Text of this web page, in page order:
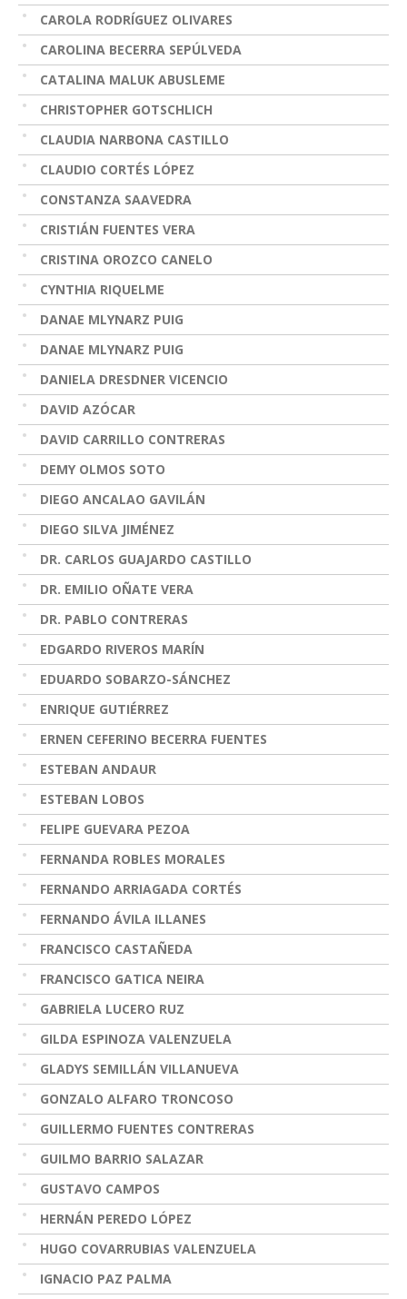
CAROLA RODRÍGUEZ OLIVARES
CAROLINA BECERRA SEPÚLVEDA
CATALINA MALUK ABUSLEME
CHRISTOPHER GOTSCHLICH
CLAUDIA NARBONA CASTILLO
CLAUDIO CORTÉS LÓPEZ
CONSTANZA SAAVEDRA
CRISTIÁN FUENTES VERA
CRISTINA OROZCO CANELO
CYNTHIA RIQUELME
DANAE MLYNARZ PUIG
DANAE MLYNARZ PUIG
DANIELA DRESDNER VICENCIO
DAVID AZÓCAR
DAVID CARRILLO CONTRERAS
DEMY OLMOS SOTO
DIEGO ANCALAO GAVILÁN
DIEGO SILVA JIMÉNEZ
DR. CARLOS GUAJARDO CASTILLO
DR. EMILIO OÑATE VERA
DR. PABLO CONTRERAS
EDGARDO RIVEROS MARÍN
EDUARDO SOBARZO-SÁNCHEZ
ENRIQUE GUTIÉRREZ
ERNEN CEFERINO BECERRA FUENTES
ESTEBAN ANDAUR
ESTEBAN LOBOS
FELIPE GUEVARA PEZOA
FERNANDA ROBLES MORALES
FERNANDO ARRIAGADA CORTÉS
FERNANDO ÁVILA ILLANES
FRANCISCO CASTAÑEDA
FRANCISCO GATICA NEIRA
GABRIELA LUCERO RUZ
GILDA ESPINOZA VALENZUELA
GLADYS SEMILLÁN VILLANUEVA
GONZALO ALFARO TRONCOSO
GUILLERMO FUENTES CONTRERAS
GUILMO BARRIO SALAZAR
GUSTAVO CAMPOS
HERNÁN PEREDO LÓPEZ
HUGO COVARRUBIAS VALENZUELA
IGNACIO PAZ PALMA